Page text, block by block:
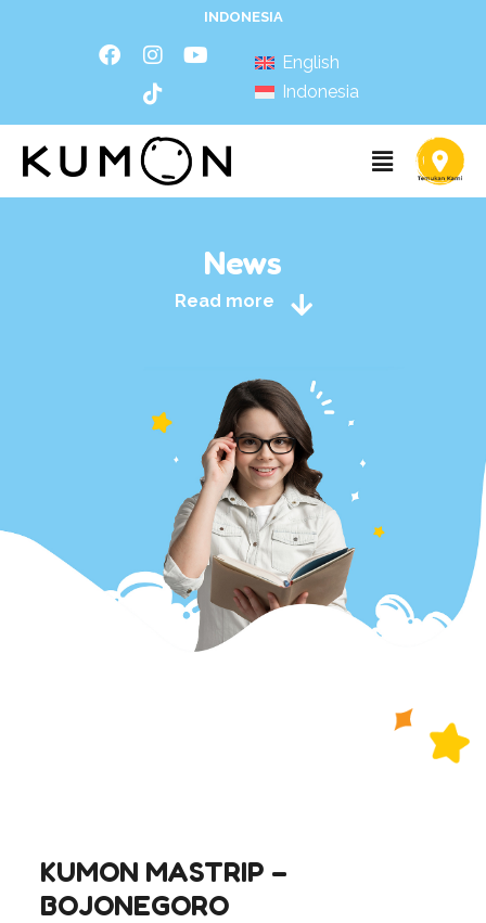
INDONESIA
English
Indonesia
News
Read more
KUMON MASTRIP –
BOJONEGORO